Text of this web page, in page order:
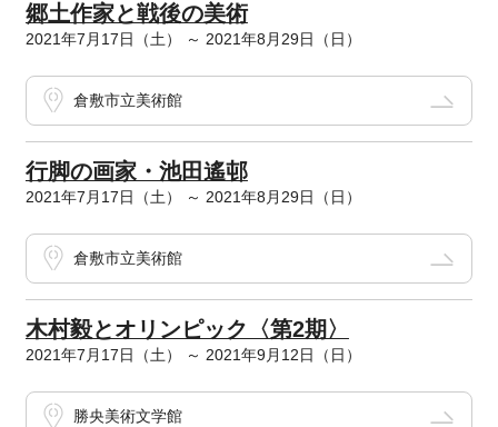
郷土作家と戦後の美術
2021年7月17日（土） ～ 2021年8月29日（日）
倉敷市立美術館
行脚の画家・池田遙邨
2021年7月17日（土） ～ 2021年8月29日（日）
倉敷市立美術館
木村毅とオリンピック〈第2期〉
2021年7月17日（土） ～ 2021年9月12日（日）
勝央美術文学館